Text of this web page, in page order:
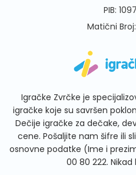
PIB:
Matični
Igračke Zvrčke je
igračke koje su savršen
Dečije igračke za dečake,
cene. Pošaljite nam šifre ili
osnovne podatke (Ime i
00 80 222.